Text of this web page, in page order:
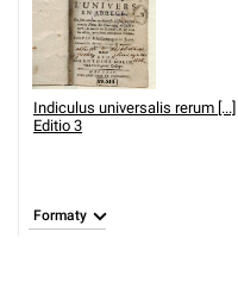
Indiculus universalis rerum [...]
Editio 3
Formaty